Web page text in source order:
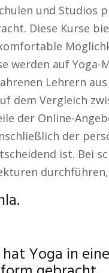
und
Diese Kurse
werden auf
Lehrern
dem Vergleich
der Online-
der
ist. Bei
Yoga in